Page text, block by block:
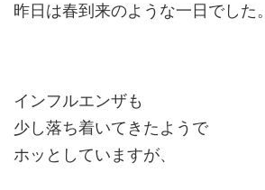
昨日は春到来のような一日でした。
インフルエンザも
少し落ち着いてきたようで
ホッとしていますが、